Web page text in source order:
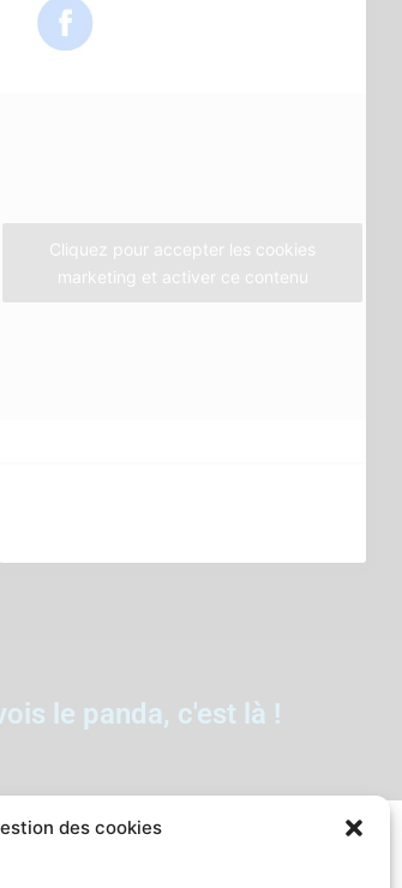
des cookies
e
m
Cliquez pour accepter les cookies
marketing et activer ce contenu
le panda, c'est là !